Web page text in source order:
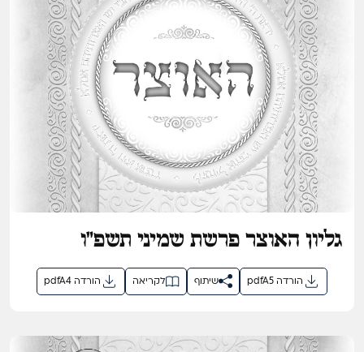
גליון האוצר פרשת שמיני תשפ"ו
pdfA4 הורדה לקריאה שיתוף pdfA5 הורדה